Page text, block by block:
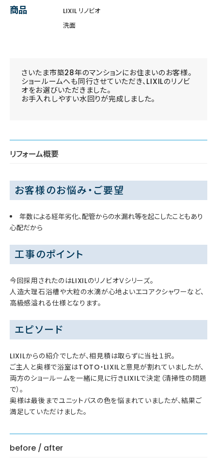
商品
LIXIL リノビオ
洗面
さいたま市築28年のマンションにお住まいのお客様。
ショールームへも同行させていただき、LIXILのリノビ
オをお選びいただきました。
お手入れしやすい水回りが完成しました。
リフォーム概要
お客様のお悩み・ご要望
年数による経年劣化、配管からの水漏れ等を起こしたこともあり
心配だから
工事のポイント
今回採用されたのはLIXILのリノビオＶシリーズ。
人造大理石浴槽や大粒の水滴が心地よいエコアクシャワーなど、
高級感溢れる仕様となります。
エピソード
LIXILからの紹介でしたが、相見積は取らずに当社１択。
ご主人と奥様で浴室はTOTO・LIXILと意見が割れていましたが、
両方のショールームを一緒に見に行きLIXILで決定（清掃性の問題
で）。
奥様は最後までユニットバスの色を悩まれていましたが、結果ご
満足していただけました。
before / after